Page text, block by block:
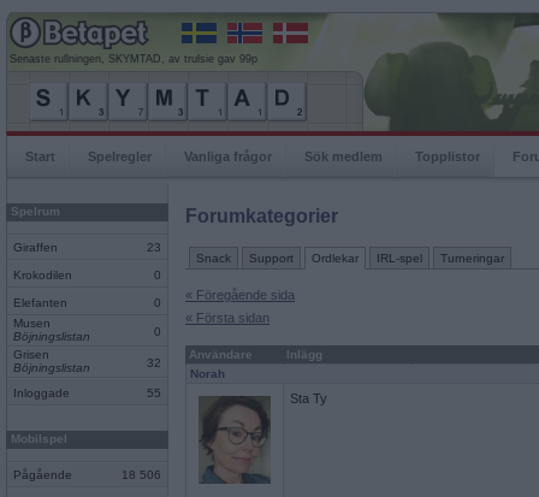
Senaste rullningen, SKYMTAD, av trulsie gav 99p
Start Spelregler Vanliga frågor Sök medlem Topplistor
Spelrum
Giraffen 23
Krokodilen 0
Elefanten
0
Musen
Böjningslistan
0
Grisen
Böjningslistan
32
Inloggade 55
Mobilspel
Pågående 18 506
Forumkategorier
Snack Support Ordlekar IRL-spel Turneringar
« Föregående sida
« Första sidan
Användare
Inlägg
Norah
Sta Ty